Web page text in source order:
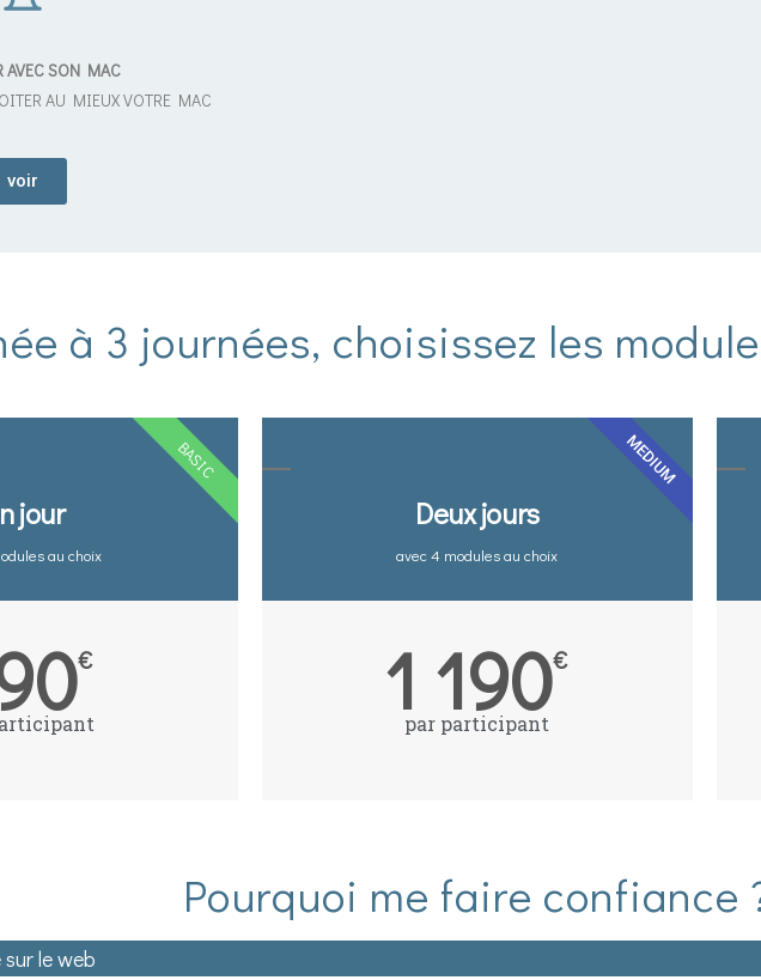
AVEC SON MAC
AU MIEUX VOTRE MAC
voir
à 3 journées, choisissez les
jour
au choix
€
BASIC
Deux jours
avec 4 modules au choix
1 190€
par participant
MEDIUM
Pourquoi me faire confiance
le web